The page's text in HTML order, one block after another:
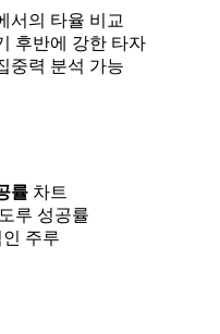
서의 타율 비교
후반에 강한 타자
중력 분석 가능
률 차트
루 성공률
주루